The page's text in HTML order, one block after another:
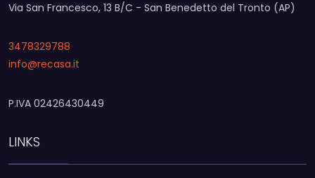
Via San Francesco, 13 B/C - San Benedetto del Tronto (AP)
3478329788
info@recasa.it
P.IVA 02426430449
LINKS